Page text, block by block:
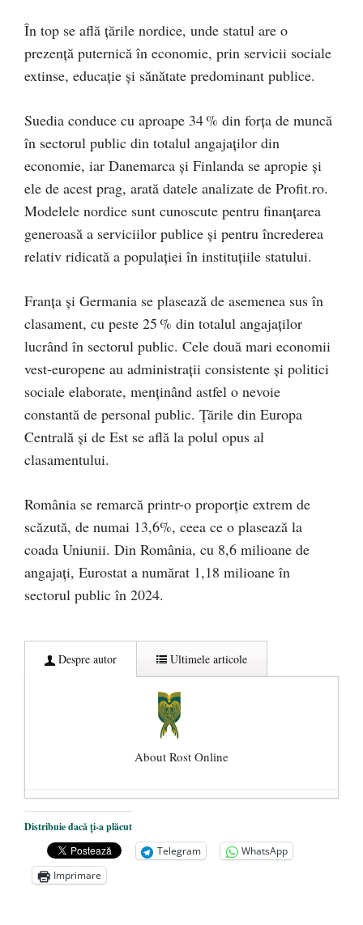
În top se află țările nordice, unde statul are o
prezență puternică în economie, prin servicii sociale
extinse, educație și sănătate predominant publice.
Suedia conduce cu aproape 34 % din forța de muncă
în sectorul public din totalul angajaților din
economie, iar Danemarca și Finlanda se apropie și
ele de acest prag, arată datele analizate de Profit.ro.
Modelele nordice sunt cunoscute pentru finanțarea
generoasă a serviciilor publice și pentru încrederea
relativ ridicată a populației în instituțiile statului.
Franța și Germania se plasează de asemenea sus în
clasament, cu peste 25 % din totalul angajaților
lucrând în sectorul public. Cele două mari economii
vest-europene au administrații consistente și politici
sociale elaborate, menținând astfel o nevoie
constantă de personal public. Țările din Europa
Centrală și de Est se află la polul opus al
clasamentului.
România se remarcă printr-o proporție extrem de
scăzută, de numai 13,6%, ceea ce o plasează la
coada Uniunii. Din România, cu 8,6 milioane de
angajați, Eurostat a numărat 1,18 milioane în
sectorul public în 2024.
Despre autor Ultimele articole
About Rost Online
Dezvăluiri cutremurătoare despre
președintele Ucrainei, Volodymyr
Zelensky
- 13 mai 2026
Statul care servește Națiunea
Distribuie dacă ți-a plăcut
Telegram
WhatsApp
Imprimare